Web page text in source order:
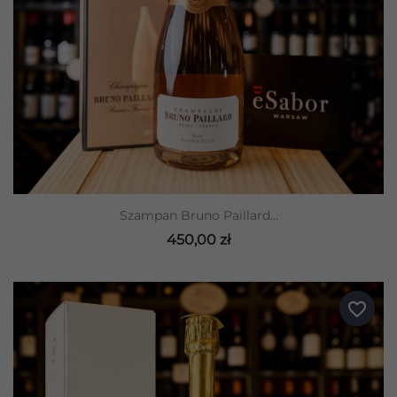
Szampan Bruno Paillard...
450,00 zł
favorite_border